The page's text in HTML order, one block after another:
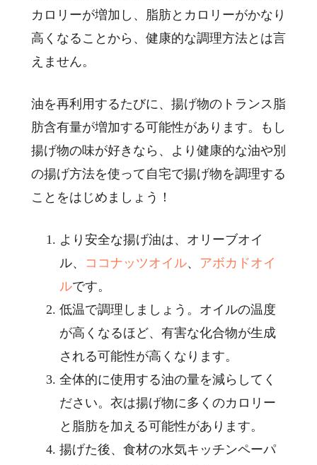
カロリーが増加し、脂肪とカロリーがかなり
高くなることから、健康的な調理方法とは言
えません。
油を再利用するたびに、揚げ物のトランス脂
肪含有量が増加する可能性があります。もし
揚げ物の味が好きなら、より健康的な油や別
の揚げ方法を使って自宅で揚げ物を調理する
ことをはじめましょう！
より安全な揚げ油は、オリーブオイ
ル、 ココナッツオイル、 アボカドオイ
ルです。
低温で調理しましょう。オイルの温度
が高くなるほど、有害な化合物が生成
される可能性が高くなります。
全体的に使用する油の量を減らしてく
ださい。衣は揚げ物に多くのカロリー
と脂肪を加える可能性があります。
揚げた後、食材の水気キッチンペーパ